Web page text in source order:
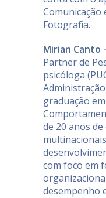
Comunicação
Fotografia.
Mirian Canto
Partner de
psicóloga
graduação
de 20 anos
com foco em
desempenho